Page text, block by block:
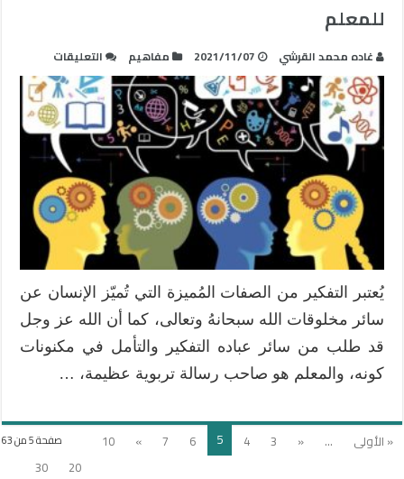
للمعلم
غاده محمد القرشي 2021/11/07 مفاهيم التعليقات
التفكير
التأملي
ودوره
في
التطوير
المهني
للمعلم
مغلقة
يُعتبر التفكير من الصفات المُميزة التي تُميّز الإنسان عن
سائر مخلوقات الله سبحانهُ وتعالى، كما أن الله عز وجل
قد طلب من سائر عباده التفكير والتأمل في مكنونات
كونه، والمعلم هو صاحب رسالة تربوية عظيمة، …
صفحة 5 من 63 « الأولى ...
«
3
4
5
6
7
»
10
20
30